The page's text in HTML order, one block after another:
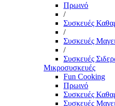
Πρωινό
/
Συσκευές
/
Συσκευές
/
Συσκευές
Μικροσυσκευές
Fun Cooking
Πρωινό
Συσκευές
Συσκευές